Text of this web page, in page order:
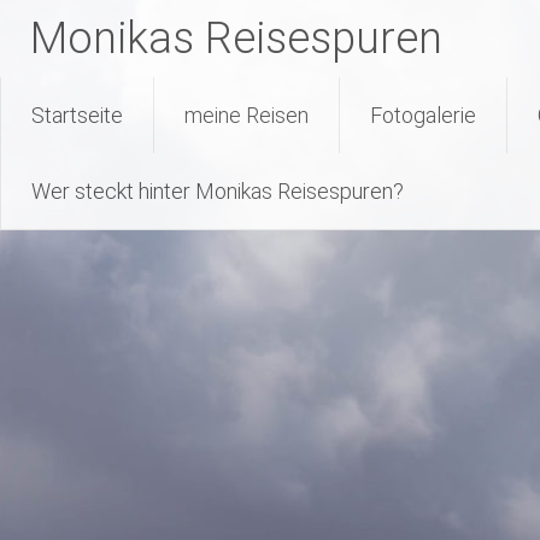
Warning: Attempt to read property "geoplugin_countryCode" on null
Monikas Reisespuren
to
Startseite meine Reisen Fotogalerie
Wer steckt hinter Monikas Reisespuren?